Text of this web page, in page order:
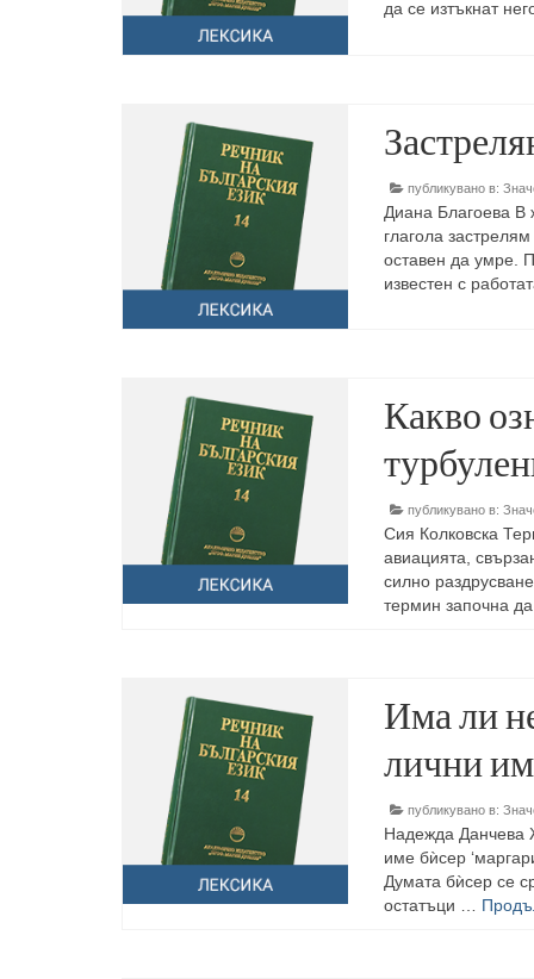
да се изтъкнат
публикувано в:
Диана Благоева В
глагола
оставен да умре.
известен с
Какво
публикувано в:
Сия Колковска
авиацията,
силно
термин започна
Има ли
лични
публикувано в:
Надежда Данчева
име бѝсер
Думата бѝсер се
остатъци …